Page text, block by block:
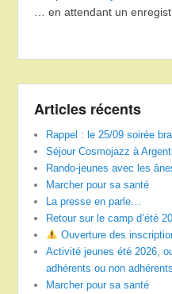
… en attendant un
Articles récents
Rappel : le 25/09 soirée
Séjour Cosmojazz à
Rando-jeunes avec les
Marcher pour sa santé
La presse en parle…
Retour sur le camp d’été
Ouverture des
Activité jeunes été 2026,
adhérents ou non adhérents
Marcher pour sa santé